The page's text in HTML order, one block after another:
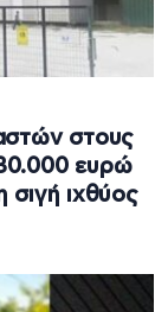
στους
ευρώ
σιγή ιχθύος